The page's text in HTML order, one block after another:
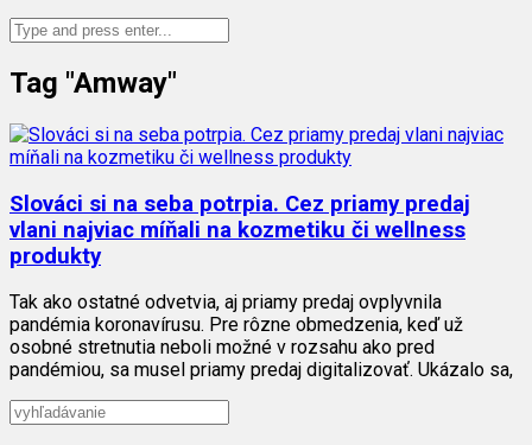
Tag "Amway"
Slováci si na seba potrpia. Cez priamy predaj
vlani najviac míňali na kozmetiku či wellness
produkty
Tak ako ostatné odvetvia, aj priamy predaj ovplyvnila
pandémia koronavírusu. Pre rôzne obmedzenia, keď už
osobné stretnutia neboli možné v rozsahu ako pred
pandémiou, sa musel priamy predaj digitalizovať. Ukázalo sa,